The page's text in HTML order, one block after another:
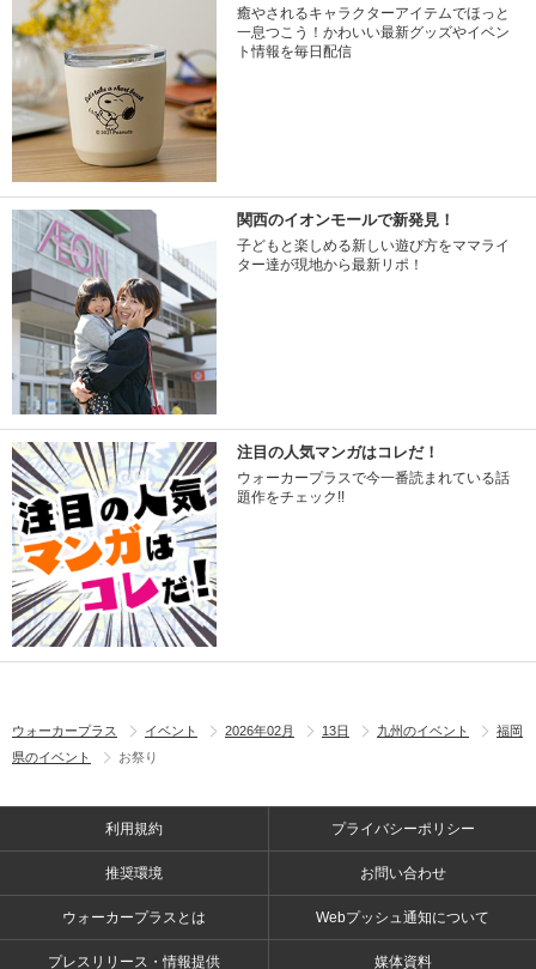
癒やされるキャラクターアイテムでほっと
一息つこう！かわいい最新グッズやイベン
ト情報を毎日配信
関西のイオンモールで新発見！
子どもと楽しめる新しい遊び方をママライ
ター達が現地から最新リポ！
注目の人気マンガはコレだ！
ウォーカープラスで今一番読まれている話
題作をチェック!!
ウォーカープラス イベント 2026年02月 13日 九州のイベント
福岡
県のイベント
お祭り
利用規約 プライバシーポリシー
推奨環境 お問い合わせ
ウォーカープラスとは Webプッシュ通知について
プレスリリース・情報提供 媒体資料